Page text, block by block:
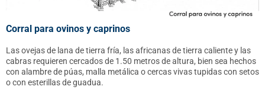
Corral para ovinos y caprinos
Las ovejas de lana de tierra fría, las africanas de tierra caliente y las
cabras requieren cercados de 1.50 metros de altura, bien sea hechos
con alambre de púas, malla metálica o cercas vivas tupidas con setos
o con esterillas de guadua.